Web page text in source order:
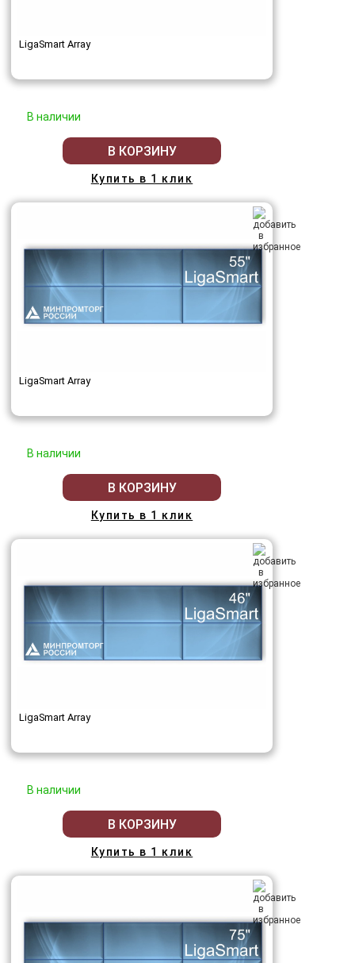
LigaSmart Array
В наличии
В КОРЗИНУ
Купить в 1 клик
LigaSmart Array
В наличии
В КОРЗИНУ
Купить в 1 клик
LigaSmart Array
В наличии
В КОРЗИНУ
Купить в 1 клик